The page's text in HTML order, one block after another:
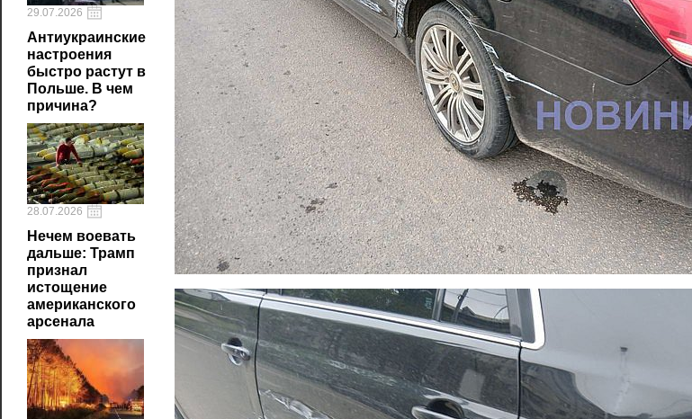
29.07.2026
Антиукраинские
настроения
быстро растут в
Польше. В чем
причина?
28.07.2026
Нечем воевать
дальше: Трамп
признал
истощение
американского
арсенала